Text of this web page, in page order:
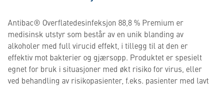
Antibac® Overflatedesinfeksjon 88,8 % Premium er
medisinsk utstyr som består av en unik blanding av
alkoholer med full virucid effekt, i tillegg til at den er
effektiv mot bakterier og gjærsopp. Produktet er spesielt
egnet for bruk i situasjoner med økt risiko for virus, eller
ved behandling av risikopasienter, f.eks. pasienter med lavt